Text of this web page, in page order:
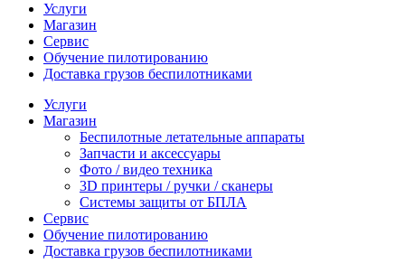
Услуги
Магазин
Сервис
Обучение пилотированию
Доставка грузов беспилотниками
Услуги
Магазин
Беспилотные летательные аппараты
Запчасти и аксессуары
Фото / видео техника
3D принтеры / ручки / сканеры
Системы защиты от БПЛА
Сервис
Обучение пилотированию
Доставка грузов беспилотниками